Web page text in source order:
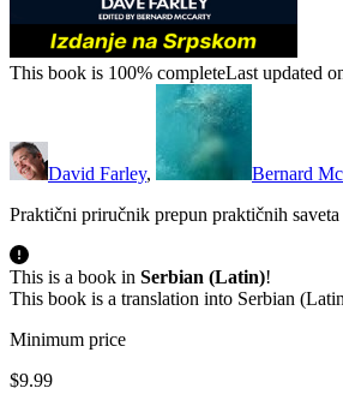
This book is 100% completeLast updated
David Farley, Bernard
Praktični priručnik prepun praktičnih
This is a book in Serbian (Latin)!
This book is a translation into Serbian
Minimum price
$9.99